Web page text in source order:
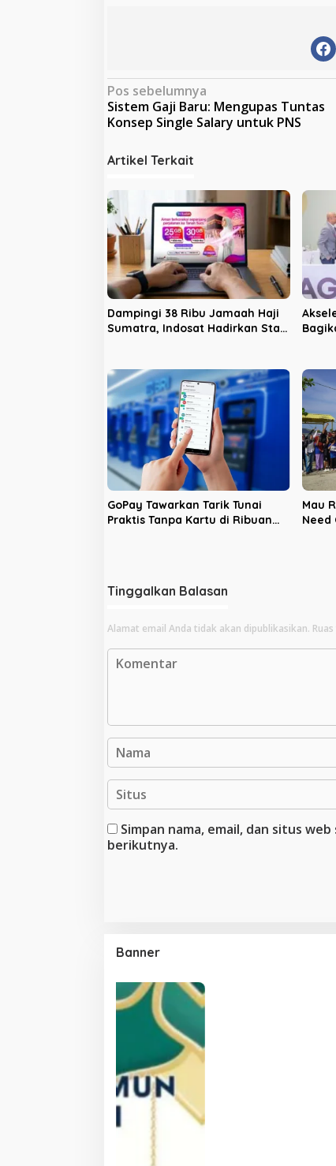
N
a
i
a
s
i
p
o
s
Pos sebelumnya
Sistem Gaji Baru: Mengupas Tuntas
Konsep Single Salary untuk PNS
Artikel Terkait
Dampingi 38 Ribu Jamaah Haji
Sumatra, Indosat Hadirkan Stan
GoPay Tawarkan Tarik Tunai
Praktis Tanpa Kartu di Ribuan
Mau
Need
Tinggalkan Balasan
Alamat email Anda tidak akan dipublikasikan.
Simpan nama, email, dan situs
berikutnya.
Banner